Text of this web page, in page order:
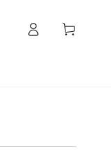
sesión
Carrito